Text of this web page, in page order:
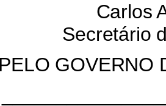
Carlos
Secretário
PELO GOVERNO